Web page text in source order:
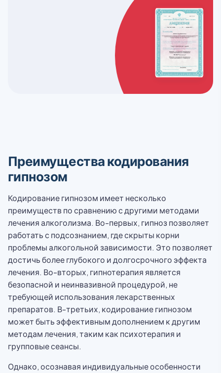
Преимущества кодирования
гипнозом
Кодирование гипнозом имеет несколько
преимуществ по сравнению с другими методами
лечения алкоголизма. Во-первых, гипноз позволяет
работать с подсознанием, где скрыты корни
проблемы алкогольной зависимости. Это позволяет
достичь более глубокого и долгосрочного эффекта
лечения. Во-вторых, гипнотерапия является
безопасной и неинвазивной процедурой, не
требующей использования лекарственных
препаратов. В-третьих, кодирование гипнозом
может быть эффективным дополнением к другим
методам лечения, таким как психотерапия и
групповые сеансы.
Однако, осознавая индивидуальные особенности